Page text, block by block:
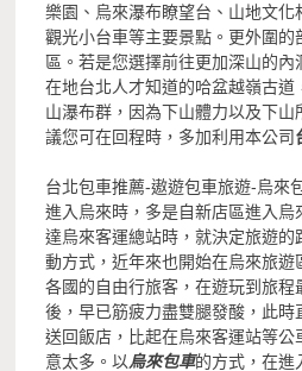
樂園、烏來瀑布瞭望台、山地文化
觀光小台車等主要景點。更外圍
區。若是您選擇前往更加深山的內
在地台北人才知道的哈盆越嶺古
山瀑布群，因為下山體力以及下
議您可在回程時，多加利用本公司
台北包車推薦-遨遊包車旅遊-烏來
進入烏來時，多是自新店區進入烏
達烏來客運總站時，就決定旅遊的
動方式，近年來也開始在烏來旅遊
各國的自由行旅客，在遊玩到旅程
後，早已筋疲力盡雙腿發酸，此
送回飯店，比起在烏來客運站等公
意太多。以烏來包車的方式，在進